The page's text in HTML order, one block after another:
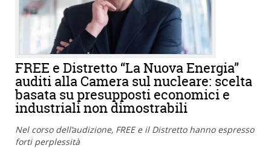
FREE e Distretto “La Nuova Energia”
auditi alla Camera sul nucleare: scelta
basata su presupposti economici e
industriali non dimostrabili
Nel corso dell’audizione, FREE e il Distretto hanno espresso
forti perplessità